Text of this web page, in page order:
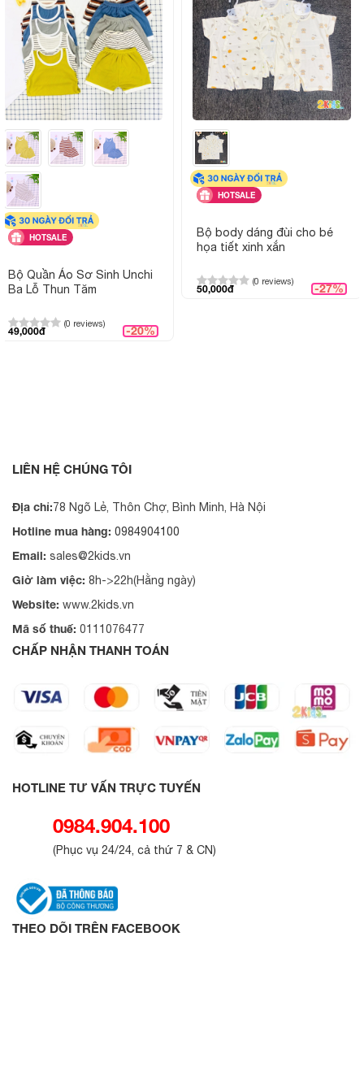
HOTSALE
Bộ Quần Áo Sơ Sinh Unchi
Ba Lỗ Thun Tăm
(0 reviews)
49,000đ -20%
HOTSALE
Bộ body dáng đùi cho bé
họa tiết xinh xắn
(0 reviews)
50,000đ -27%
LIÊN HỆ CHÚNG TÔI
Địa chỉ:78 Ngõ Lẻ, Thôn Chợ, Bình Minh, Hà Nội
Hotline mua hàng: 0984904100
Email: sales@2kids.vn
Giờ làm việc: 8h->22h(Hằng ngày)
Website: www.2kids.vn
Mã số thuế: 0111076477
CHẤP NHẬN THANH TOÁN
HOTLINE TƯ VẤN TRỰC TUYẾN
0984.904.100
(Phục vụ 24/24, cả thứ 7 & CN)
THEO DÕI TRÊN FACEBOOK